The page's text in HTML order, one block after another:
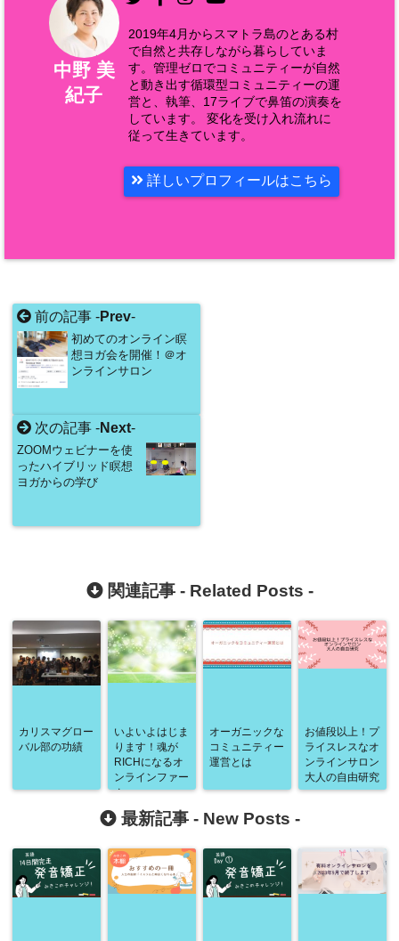
中野 美
紀子
2019年4月からスマトラ島のとある村
で自然と共存しながら暮らしていま
す。管理ゼロでコミュニティーが自然
と動き出す循環型コミュニティーの運
営と、執筆、17ライブで鼻笛の演奏を
しています。 変化を受け入れ流れに
従って生きています。
詳しいプロフィールはこちら
前の記事 -Prev-
初めてのオンライン瞑
想ヨガ会を開催！＠オ
ンラインサロン
次の記事 -Next-
ZOOMウェビナーを使
ったハイブリッド瞑想
ヨガからの学び
関連記事 - Related Posts -
カリスマグロー
バル部の功績
いよいよはじま
ります！魂が
RICHになるオ
ンラインファー
ム
オーガニックな
コミュニティー
運営とは
お値段以上！プ
ライスレスなオ
ンラインサロン
大人の自由研究
最新記事 - New Posts -